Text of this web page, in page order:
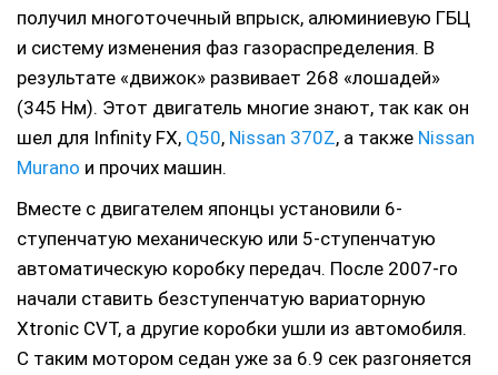
получил многоточечный впрыск, алюминиевую ГБЦ
и систему изменения фаз газораспределения. В
результате «движок» развивает 268 «лошадей»
(345 Нм). Этот двигатель многие знают, так как он
шел для Infinity FX, Q50, Nissan 370Z, а также Nissan
Murano и прочих машин.
Вместе с двигателем японцы установили 6-
ступенчатую механическую или 5-ступенчатую
автоматическую коробку передач. После 2007-го
начали ставить безступенчатую вариаторную
Xtronic CVT, а другие коробки ушли из автомобиля.
С таким мотором седан уже за 6.9 сек разгоняется